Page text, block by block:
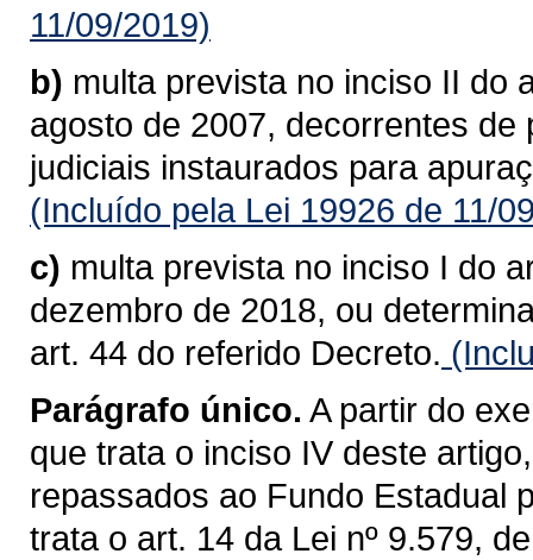
11/09/2019)
b) multa prevista no inciso II do
agosto de 2007, decorrentes
judiciais instaurados para
(Incluído pela Lei 19926 de 11/
c) multa prevista no inciso I do
dezembro de 2018, ou
art. 44 do referido Decreto.
Parágrafo único. A partir do
que trata o inciso IV deste
repassados ao Fundo Estadual
trata o art. 14 da Lei nº 9.579,